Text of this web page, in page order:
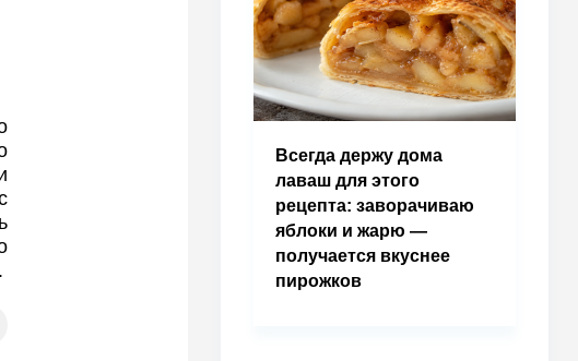
Всегда держу дома
лаваш для этого
рецепта: заворачиваю
яблоки и жарю —
получается вкуснее
пирожков